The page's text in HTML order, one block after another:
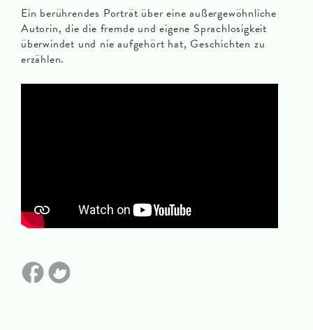
Ein berührendes Porträt über eine außergewöhnliche
Autorin, die die fremde und eigene Sprachlosigkeit
überwindet und nie aufgehört hat, Geschichten zu
erzählen.